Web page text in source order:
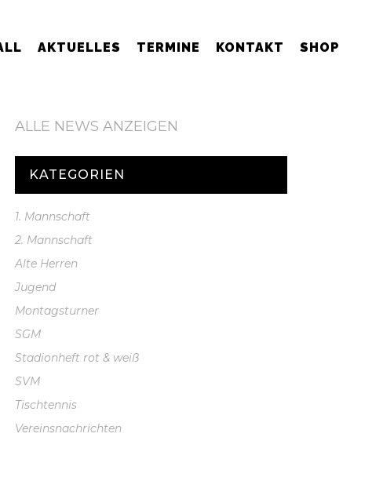
AKTUELLES TERMINE KONTAKT SHOP
ALLE NEWS ANZEIGEN
KATEGORIEN
1. Mannschaft
2. Mannschaft
Alte Herren
Jugend
Montagsturner
SGM
Stadionheft rot & weiß
SVM
Tischtennis
Vereinsnachrichten